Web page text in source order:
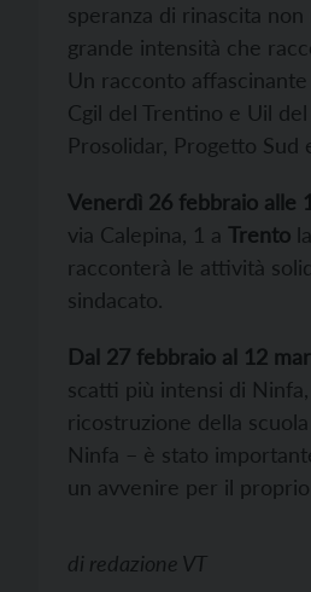
speranza di rinascita
grande intensità che
Un racconto
Cgil del Trentino e Uil
Prosolidar, Progetto Sud
Venerdì 26 febbraio alle
via Calepina, 1 a Trento
racconterà le attività
sindacato.
Dal 27 febbraio al 12
scatti più intensi di
ricostruzione della
Ninfa – è stato
un avvenire per il proprio
di redazione VT